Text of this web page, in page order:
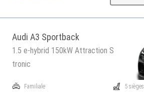
Audi A3 Sportback
1.5 e-hybrid 150kW Attraction S
tronic
Familiale 5 sièges